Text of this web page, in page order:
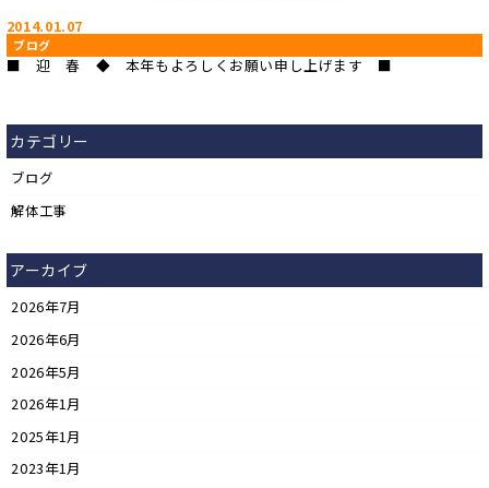
2014.01.07
ブログ
■ 迎 春 ◆ 本年もよろしくお願い申し上げます ■
カテゴリー
ブログ
解体工事
アーカイブ
2026年7月
2026年6月
2026年5月
2026年1月
2025年1月
2023年1月